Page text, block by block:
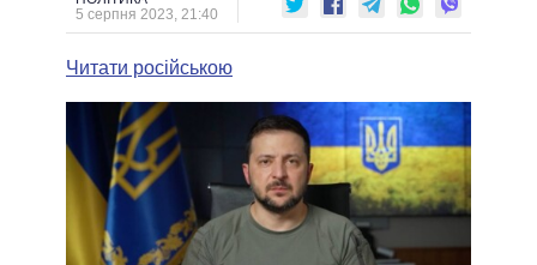
5 серпня 2023, 21:40
Читати російською